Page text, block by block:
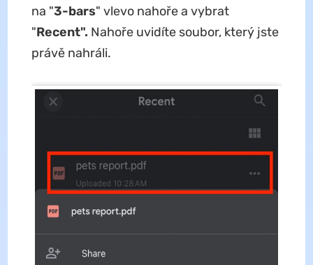
na "3-bars" vlevo nahoře a vybrat
"Recent". Nahoře uvidíte soubor, který jste
právě nahráli.